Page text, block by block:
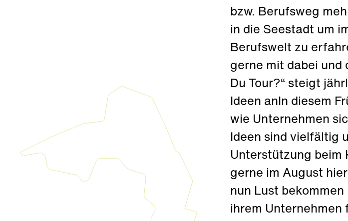
bzw. Berufsweg
in die Seestadt um
Berufswelt zu
gerne mit dabei und
Du Tour?“ steigt
Ideen anIn diesem
wie Unternehmen
Ideen sind vielfältig
Unterstützung beim
gerne im August
nun Lust
ihrem Unternehmen